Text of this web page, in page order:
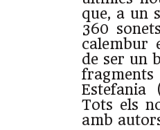
que, a un
360
calembur
de ser un
Estefania
Tots els
amb